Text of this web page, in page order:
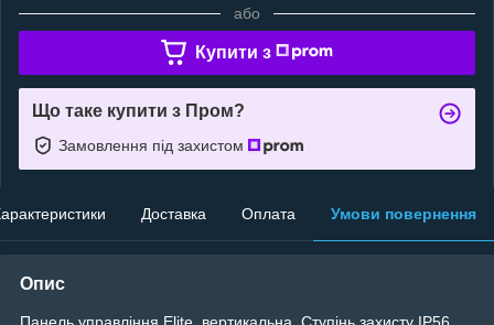
або
Купити з
Що таке купити з Пром?
Замовлення під захистом
Доставка Оплата Умови повернення
Опис
Панель управління Elite, вертикальна. Ступінь захисту IP56.